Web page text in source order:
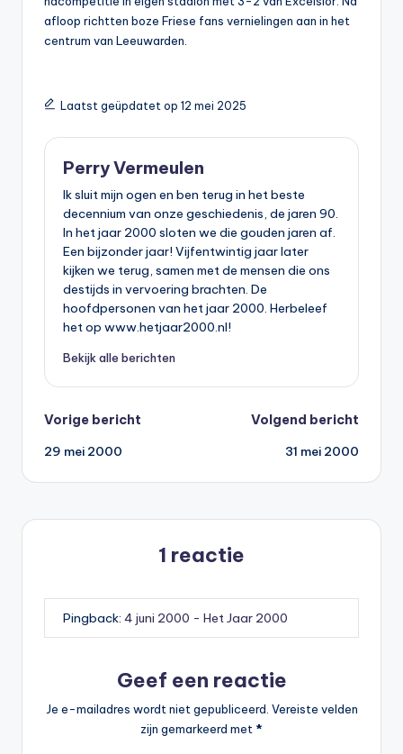
afloop richtten boze Friese fans vernielingen aan in het
centrum van Leeuwarden.
Laatst geüpdatet op 12 mei 2025
Perry Vermeulen
Ik sluit mijn ogen en ben terug in het beste
decennium van onze geschiedenis, de jaren 90.
In het jaar 2000 sloten we die gouden jaren af.
Een bijzonder jaar! Vijfentwintig jaar later
kijken we terug, samen met de mensen die ons
destijds in vervoering brachten. De
hoofdpersonen van het jaar 2000. Herbeleef
het op www.hetjaar2000.nl!
Bekijk alle berichten
Bericht
navigatie
Vorige bericht
29 mei 2000
Volgend bericht
31 mei 2000
1 reactie
Pingback: 4 juni 2000 - Het Jaar 2000
Geef een reactie
Je e-mailadres wordt niet gepubliceerd. Vereiste velden
zijn gemarkeerd met *